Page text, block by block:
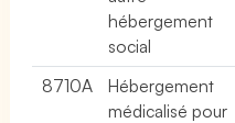
hébergement
social
8710A
Hébergement
médicalisé pour